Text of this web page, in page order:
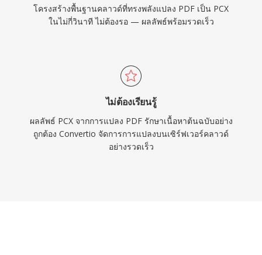
โครงสร้างพื้นฐานคลาวด์ที่ทรงพลังแปลง PDF เป็น PCX
ในไม่กี่วินาที ไม่ต้องรอ — ผลลัพธ์พร้อมรวดเร็ว
ไม่ต้องเรียนรู้
ผลลัพธ์ PCX จากการแปลง PDF รักษาเนื้อหาต้นฉบับอย่าง
ถูกต้อง Convertio จัดการการแปลงบนเซิร์ฟเวอร์คลาวด์
อย่างรวดเร็ว